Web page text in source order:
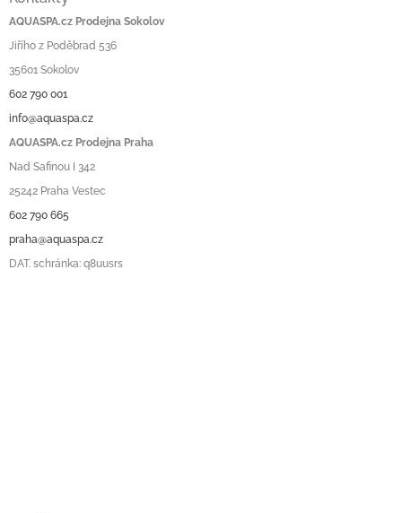
AQUASPA.cz Prodejna Sokolov
Jiřího z Poděbrad 536
35601 Sokolov
602 790 001
info@aquaspa.cz
AQUASPA.cz Prodejna Praha
Nad Safinou I 342
25242 Praha Vestec
602 790 665
praha@aquaspa.cz
DAT. schránka: q8uusrs